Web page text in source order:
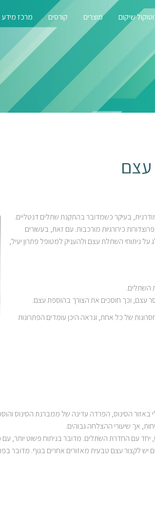
שיקום מוצרים קורסים מרכז מידע
עצם
בעיקר כשמדובר בהתקנת שתלים דנטליים.
כירורגיות מורכבות. עם זאת, בעשורים
על ניתוחי השתלת עצם ולהעניק למטופל פתרון יעיל,
השתלים.
עצם, וכך חוסכים את הצורך בהוספת עצם.
של כל אחת, ונראה היכן עומדים הפתרונות
באזור הסינוס, הפרדה עדינה של ממברנת הסינוס
עם החדרת השתלים. מדובר בניתוח פשוט יותר,
לקצור עצם טבעית מאזורים אחרים בגוף. מדובר